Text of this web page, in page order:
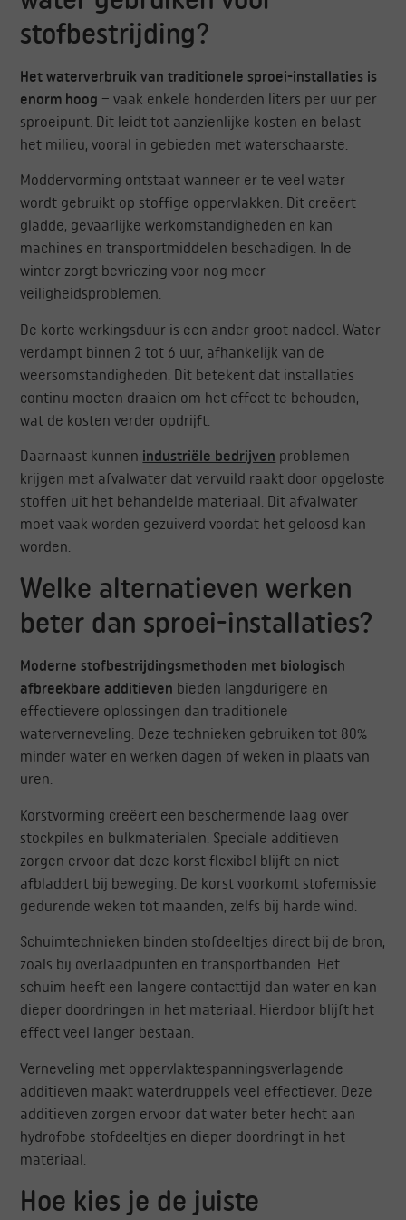
stofbestrijding?
Het waterverbruik van traditionele sproei-installaties is
enorm hoog – vaak enkele honderden liters per uur per
sproeipunt. Dit leidt tot aanzienlijke kosten en belast
het milieu, vooral in gebieden met waterschaarste.
Moddervorming ontstaat wanneer er te veel water
wordt gebruikt op stoffige oppervlakken. Dit creëert
gladde, gevaarlijke werkomstandigheden en kan
machines en transportmiddelen beschadigen. In de
winter zorgt bevriezing voor nog meer
veiligheidsproblemen.
De korte werkingsduur is een ander groot nadeel. Water
verdampt binnen 2 tot 6 uur, afhankelijk van de
weersomstandigheden. Dit betekent dat installaties
continu moeten draaien om het effect te behouden,
wat de kosten verder opdrijft.
Daarnaast kunnen industriële bedrijven problemen
krijgen met afvalwater dat vervuild raakt door opgeloste
stoffen uit het behandelde materiaal. Dit afvalwater
moet vaak worden gezuiverd voordat het geloosd kan
worden.
Welke alternatieven werken
beter dan sproei-installaties?
Moderne stofbestrijdingsmethoden met biologisch
afbreekbare additieven bieden langdurigere en
effectievere oplossingen dan traditionele
waterverneveling. Deze technieken gebruiken tot 80%
minder water en werken dagen of weken in plaats van
uren.
Korstvorming creëert een beschermende laag over
stockpiles en bulkmaterialen. Speciale additieven
zorgen ervoor dat deze korst flexibel blijft en niet
afbladdert bij beweging. De korst voorkomt stofemissie
gedurende weken tot maanden, zelfs bij harde wind.
Schuimtechnieken binden stofdeeltjes direct bij de bron,
zoals bij overlaadpunten en transportbanden. Het
schuim heeft een langere contacttijd dan water en kan
dieper doordringen in het materiaal. Hierdoor blijft het
effect veel langer bestaan.
Verneveling met oppervlaktespanningsverlagende
additieven maakt waterdruppels veel effectiever. Deze
additieven zorgen ervoor dat water beter hecht aan
hydrofobe stofdeeltjes en dieper doordringt in het
materiaal.
Hoe kies je de juiste